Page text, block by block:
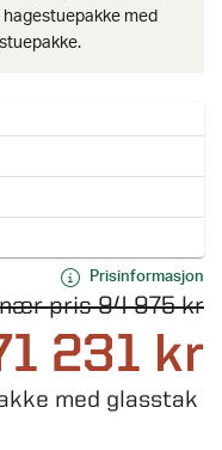
med